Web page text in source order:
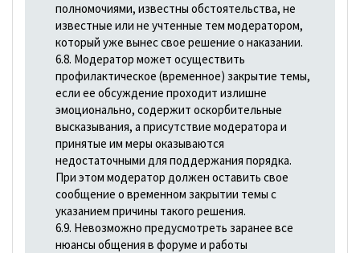
полномочиями, известны обстоятельства, не
известные или не учтенные тем модератором,
который уже вынес свое решение о наказании.
6.8. Модератор может осуществить
профилактическое (временное) закрытие темы,
если ее обсуждение проходит излишне
эмоционально, содержит оскорбительные
высказывания, а присутствие модератора и
принятые им меры оказываются
недостаточными для поддержания порядка.
При этом модератор должен оставить свое
сообщение о временном закрытии темы с
указанием причины такого решения.
6.9. Невозможно предусмотреть заранее все
нюансы общения в форуме и работы